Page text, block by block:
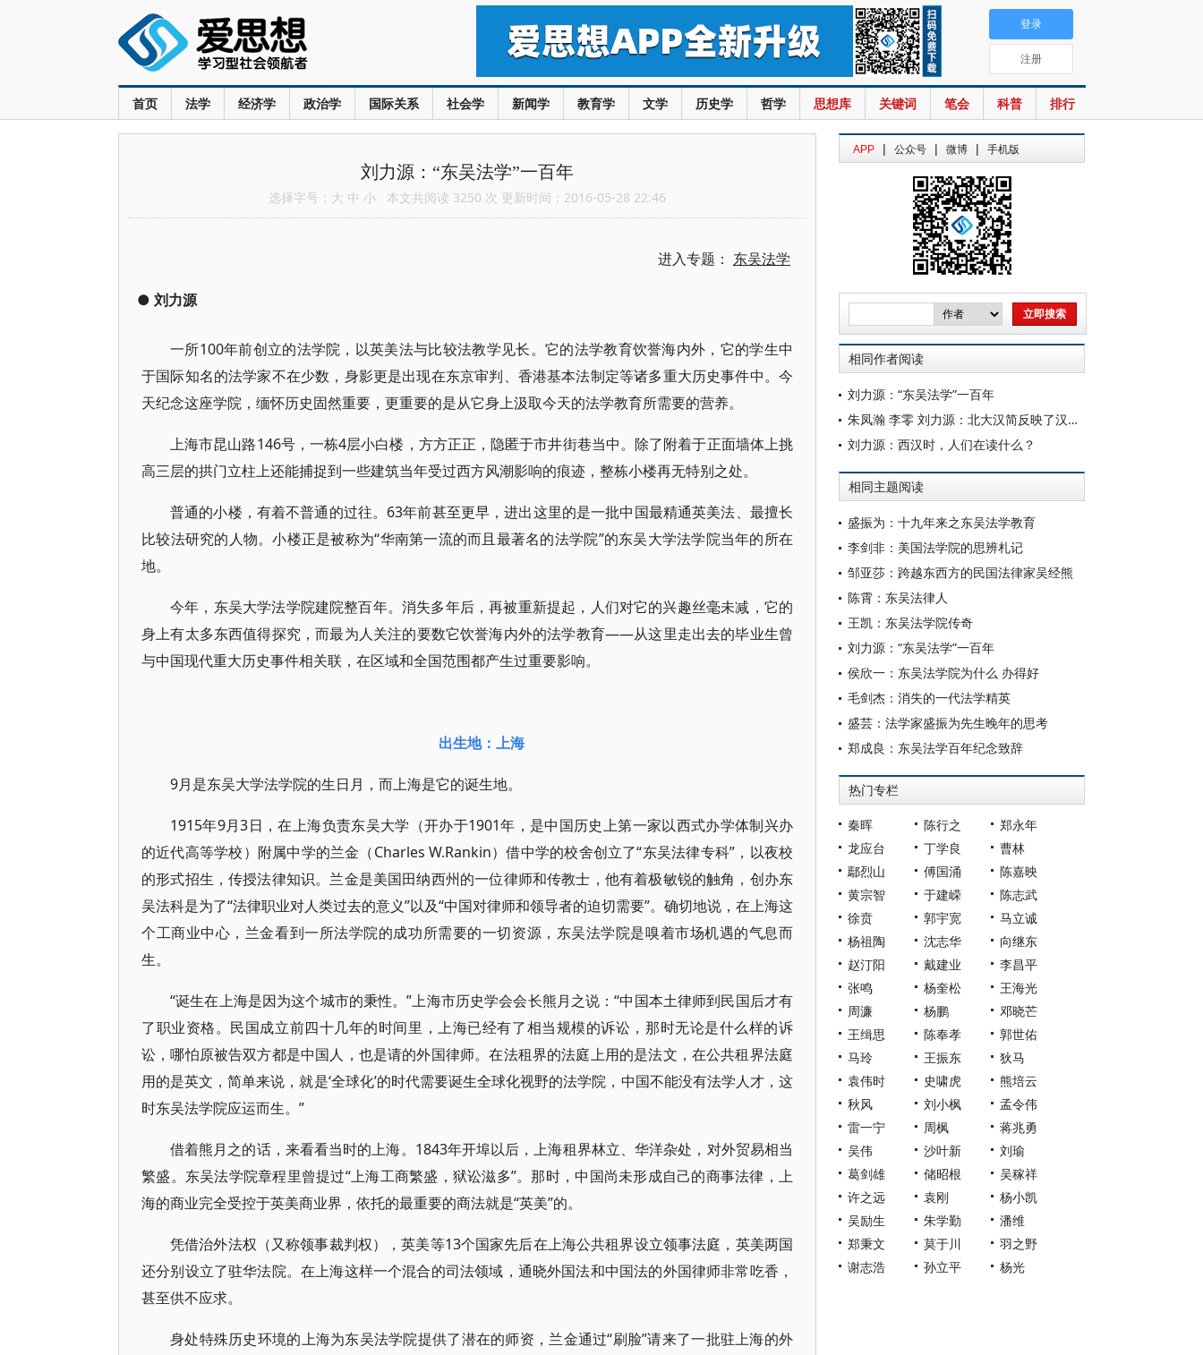
首页 法学 经济学 政治学 国际关系 社会学 新闻学 教育学 文学 历史学 哲学 思想库 关键词 笔会 科普 排行
登录
注册
刘力源：“东吴法学”一百年
选择字号： 大 中 小 本文共阅读 3250 次 更新时间：2016-05-28 22:46
进入专题： 东吴法学
● 刘力源
一所100年前创立的法学院，以英美法与比较法教学见长。它的法学教育饮誉海内外，它的学生中
于国际知名的法学家不在少数，身影更是出现在东京审判、香港基本法制定等诸多重大历史事件中。今
天纪念这座学院，缅怀历史固然重要，更重要的是从它身上汲取今天的法学教育所需要的营养。
上海市昆山路146号，一栋4层小白楼，方方正正，隐匿于市井街巷当中。除了附着于正面墙体上挑
高三层的拱门立柱上还能捕捉到一些建筑当年受过西方风潮影响的痕迹，整栋小楼再无特别之处。
普通的小楼，有着不普通的过往。63年前甚至更早，进出这里的是一批中国最精通英美法、最擅长
比较法研究的人物。小楼正是被称为“华南第一流的而且最著名的法学院”的东吴大学法学院当年的所在
地。
今年，东吴大学法学院建院整百年。消失多年后，再被重新提起，人们对它的兴趣丝毫未减，它的
身上有太多东西值得探究，而最为人关注的要数它饮誉海内外的法学教育——从这里走出去的毕业生曾
与中国现代重大历史事件相关联，在区域和全国范围都产生过重要影响。
出生地：上海
9月是东吴大学法学院的生日月，而上海是它的诞生地。
1915年9月3日，在上海负责东吴大学（开办于1901年，是中国历史上第一家以西式办学体制兴办
的近代高等学校）附属中学的兰金（Charles W.Rankin）借中学的校舍创立了“东吴法律专科”，以夜校
的形式招生，传授法律知识。兰金是美国田纳西州的一位律师和传教士，他有着极敏锐的触角，创办东
吴法科是为了“法律职业对人类过去的意义”以及“中国对律师和领导者的迫切需要”。确切地说，在上海这
个工商业中心，兰金看到一所法学院的成功所需要的一切资源，东吴法学院是嗅着市场机遇的气息而
生。
“诞生在上海是因为这个城市的秉性。”上海市历史学会会长熊月之说：“中国本土律师到民国后才有
了职业资格。民国成立前四十几年的时间里，上海已经有了相当规模的诉讼，那时无论是什么样的诉
讼，哪怕原被告双方都是中国人，也是请的外国律师。在法租界的法庭上用的是法文，在公共租界法庭
用的是英文，简单来说，就是‘全球化’的时代需要诞生全球化视野的法学院，中国不能没有法学人才，这
时东吴法学院应运而生。”
借着熊月之的话，来看看当时的上海。1843年开埠以后，上海租界林立、华洋杂处，对外贸易相当
繁盛。东吴法学院章程里曾提过“上海工商繁盛，狱讼滋多”。那时，中国尚未形成自己的商事法律，上
海的商业完全受控于英美商业界，依托的最重要的商法就是“英美”的。
凭借治外法权（又称领事裁判权），英美等13个国家先后在上海公共租界设立领事法庭，英美两国
还分别设立了驻华法院。在上海这样一个混合的司法领域，通晓外国法和中国法的外国律师非常吃香，
甚至供不应求。
身处特殊历史环境的上海为东吴法学院提供了潜在的师资，兰金通过“刷脸”请来了一批驻上海的外
APP | 公众号 | 微博 | 手机版
相同作者阅读
刘力源：“东吴法学”一百年
朱凤瀚 李零 刘力源：北大汉简反映了汉初大量搜书的成果
刘力源：西汉时，人们在读什么？
相同主题阅读
盛振为：十九年来之东吴法学教育
李剑非：美国法学院的思辨札记
邹亚莎：跨越东西方的民国法律家吴经熊
陈霄：东吴法律人
王凯：东吴法学院传奇
刘力源：“东吴法学”一百年
侯欣一：东吴法学院为什么 办得好
毛剑杰：消失的一代法学精英
盛芸：法学家盛振为先生晚年的思考
郑成良：东吴法学百年纪念致辞
热门专栏
秦晖 陈行之
郑永年
龙应台
丁学良
曹林
鄢烈山
傅国涌
陈嘉映
黄宗智
于建嵘
陈志武
徐贲
郭宇宽
马立诚
杨祖陶
沈志华
向继东
赵汀阳
戴建业
李昌平
张鸣
杨奎松
王海光
周濂
杨鹏
邓晓芒
王缉思
陈奉孝
郭世佑
马玲
王振东
狄马
袁伟时
史啸虎
熊培云
秋风
刘小枫
孟令伟
雷一宁
周枫
蒋兆勇
吴伟
沙叶新
刘瑜
葛剑雄
储昭根
吴稼祥
许之远
袁刚
杨小凯
吴励生
朱学勤
潘维
郑秉文
莫于川
羽之野
谢志浩
孙立平 杨光